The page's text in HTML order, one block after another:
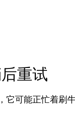
重试
它可能正忙着刷